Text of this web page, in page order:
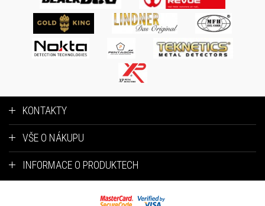
KONTAKTY
VŠE O NÁKUPU
INFORMACE O PRODUKTECH